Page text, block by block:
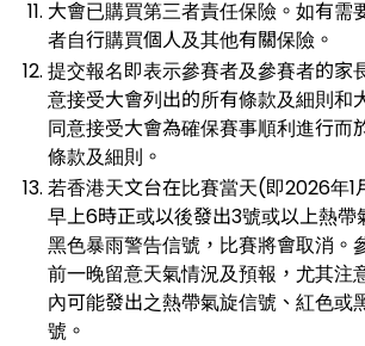
大會已購買第三者責任保險。如有需
者自行購買個人及其他有關保險。
提交報名即表示參賽者及參賽者的家
意接受大會列出的所有條款及細則和
同意接受大會為確保賽事順利進行而
條款及細則。
若香港天文台在比賽當天(即2026年1
早上6時正或以後發出3號或以上熱帶
黑色暴雨警告信號，比賽將會取消。
前一晚留意天氣情況及預報，尤其注
內可能發出之熱帶氣旋信號、紅色或
號。